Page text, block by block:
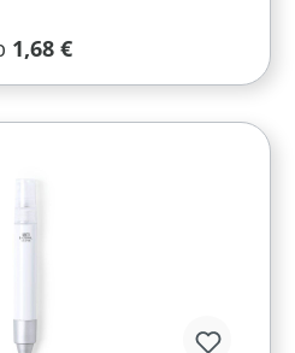
Preis:
1,68 €